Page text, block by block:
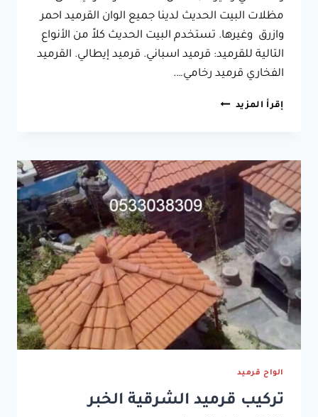
مظلات البيت الحديث لدينا جميع الوان القرميد احمر
وازرق وغيرها. تستخدم البيت الحديث كلاً من الأنواع
التالية للقرميد: قرميد اسباني. قرميد إيطالي. القرميد
الفخاري قرميد رخامي….
إقرأ المزيد تركيب
معلم
الواح قرميد
تركيب قرميد الشرقية الخبر